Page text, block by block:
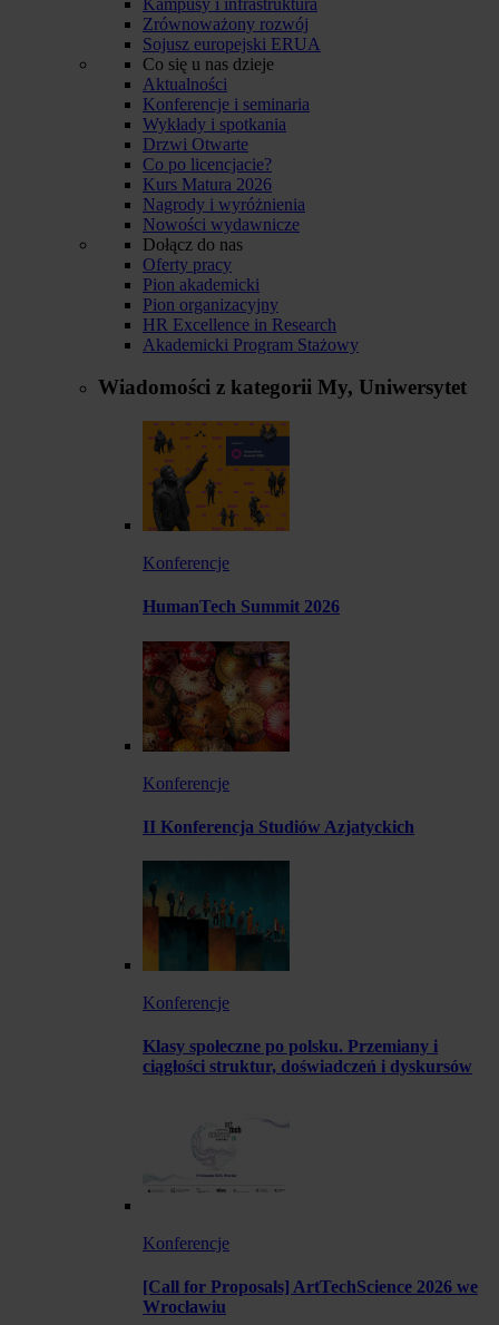
Zrównoważony rozwój
Sojusz europejski ERUA
Co się u nas dzieje
Aktualności
Konferencje i seminaria
Wykłady i spotkania
Drzwi Otwarte
Co po licencjacie?
Kurs Matura 2026
Nagrody i wyróżnienia
Nowości wydawnicze
Dołącz do nas
Oferty pracy
Pion akademicki
Pion organizacyjny
HR Excellence in Research
Akademicki Program Stażowy
Wiadomości z kategorii My, Uniwersytet
Konferencje
HumanTech Summit 2026
Konferencje
II Konferencja Studiów Azjatyckich
Konferencje
Klasy społeczne po polsku. Przemiany i
ciągłości struktur, doświadczeń i dyskursów
Konferencje
[Call for Proposals] ArtTechScience 2026 we
Wrocławiu